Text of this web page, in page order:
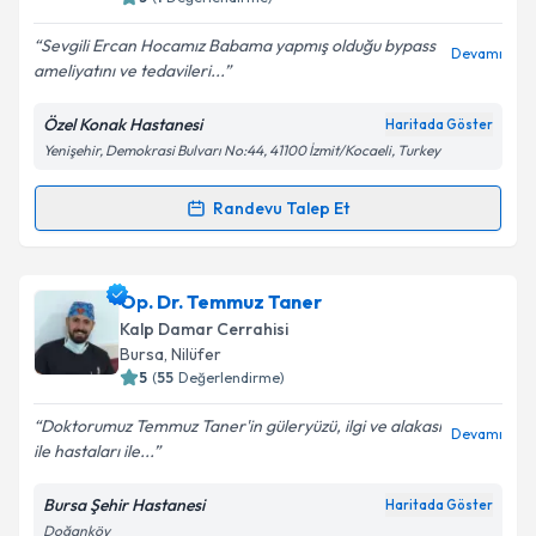
Kişisel verilerimin işlenmesine ilişkin
Aydınlatma
Metni'ni okudum ve kişisel verilerimin belirtilen
kapsamda işlenmesini kabul ediyorum.
Sevgili Ercan Hocamız Babama yapmış olduğu bypass
ameliyatını ve tedavileri...
Devamı
Özel Konak Hastanesi Haritada Göster
Yenişehir, Demokrasi Bulvarı No:44, 41100 İzmit/Kocaeli, Turkey
Randevu Talep Et
Randevu Takvimi Talebi
Prof. Dr. Ercan Ereniçin randevu takvimi talebi
oluşturun. Size bu uzmandan randevu almanız için bir
takvim hazırlandığında e-posta ile bilgilendireceğiz.
Kişisel verilerimin işlenmesine ilişkin
Aydınlatma
Op. Dr. Temmuz Taner
Kalp Damar Cerrahisi
Bursa, Nilüfer
5 (55 Değerlendirme)
Doktorumuz Temmuz Taner'in güleryüzü, ilgi ve alakası
ile hastaları ile...
Devamı
Bursa Şehir Hastanesi Haritada Göster
Doğanköy